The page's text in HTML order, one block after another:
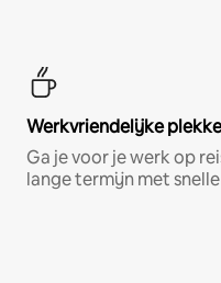
Werkvriendelijke
Ga je voor je werk op
lange termijn met